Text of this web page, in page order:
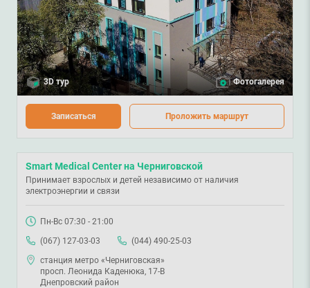
3D тур Фотогалерея
Записаться Проложить маршрут
Smart Medical Center на Черниговской
Принимает взрослых и детей независимо от наличия
электроэнергии и связи
Пн-Вс 07:30 - 21:00
(067) 127-03-03
(044) 490-25-03
станция метро «Черниговская»
просп. Леонида Каденюка, 17-В
Днепровский район